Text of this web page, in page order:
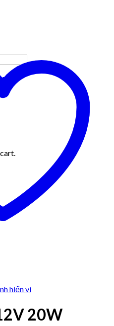
hiển vi
20W